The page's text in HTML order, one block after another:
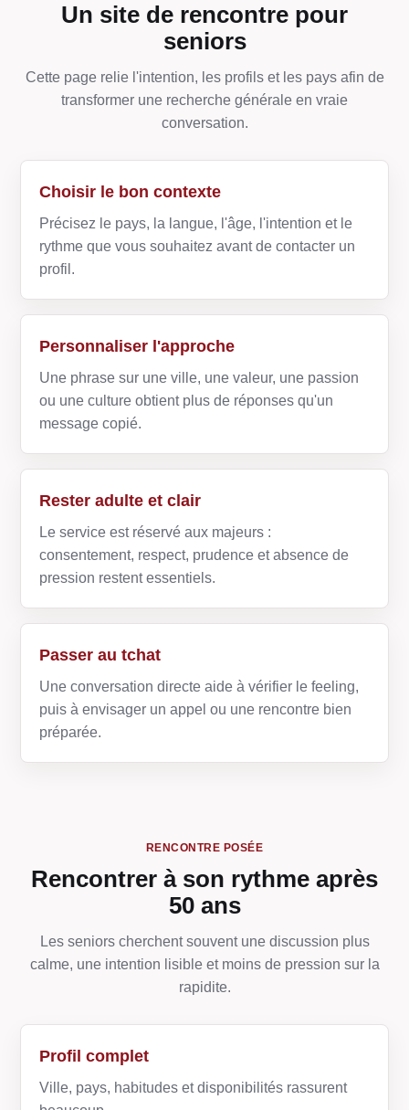
Un site de rencontre pour
seniors
Cette page relie l'intention, les profils et les pays afin de
transformer une recherche générale en vraie
conversation.
Choisir le bon contexte
Précisez le pays, la langue, l'âge, l'intention et le
rythme que vous souhaitez avant de contacter un
profil.
Personnaliser l'approche
Une phrase sur une ville, une valeur, une passion
ou une culture obtient plus de réponses qu'un
message copié.
Rester adulte et clair
Le service est réservé aux majeurs :
consentement, respect, prudence et absence de
pression restent essentiels.
Passer au tchat
Une conversation directe aide à vérifier le feeling,
puis à envisager un appel ou une rencontre bien
préparée.
RENCONTRE POSÉE
Rencontrer à son rythme après
50 ans
Les seniors cherchent souvent une discussion plus
calme, une intention lisible et moins de pression sur la
rapidite.
Profil complet
Ville, pays, habitudes et disponibilités rassurent